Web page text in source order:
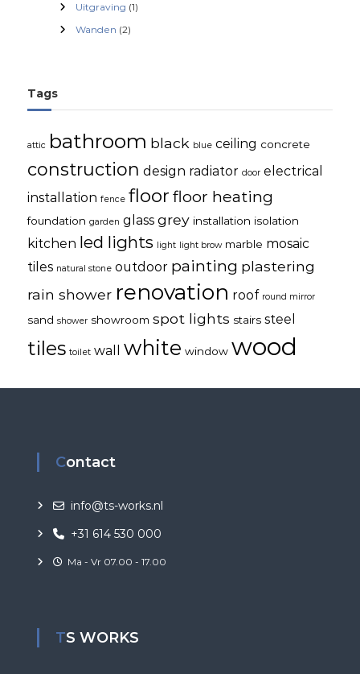
Uitgraving (1)
Wanden (2)
Tags
attic bathroom black blue ceiling concrete
construction design radiator door electrical
installation fence floor floor heating
foundation garden glass grey installation isolation
kitchen led lights light light brow marble mosaic
tiles natural stone outdoor painting plastering
rain shower renovation roof round mirror
sand shower showroom spot lights stairs steel
tiles toilet wall white window wood
Contact
info@ts-works.nl
+31 614 530 000
Ma - Vr 07.00 - 17.00
TS WORKS